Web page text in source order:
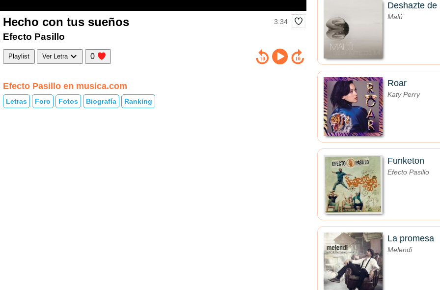
Hecho con tus sueños 3:34
Efecto Pasillo
Playlist Ver Letra 0
Efecto Pasillo en musica.com
Letras Foro Fotos Biografía Ranking
Deshazte de
Malú
Roar
Katy Perry
Funketon
Efecto Pasillo
La promesa
Melendi